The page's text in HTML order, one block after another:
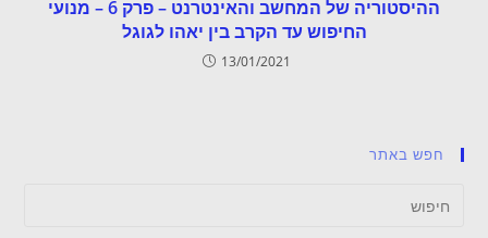
ההיסטוריה של המחשב והאינטרנט – פרק 6 – מנועי
החיפוש עד הקרב בין יאהו לגוגל
13/01/2021
חפש באתר